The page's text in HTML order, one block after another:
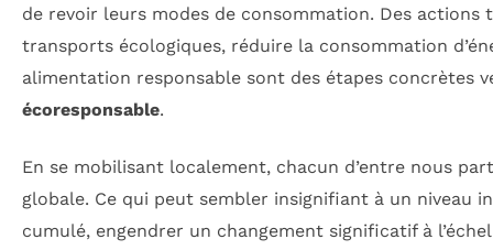
de revoir leurs modes de consommation. Des actions
transports écologiques, réduire la consommation
alimentation responsable sont des étapes concrètes
écoresponsable.
En se mobilisant localement, chacun d’entre nous
globale. Ce qui peut sembler insignifiant à un niveau
cumulé, engendrer un changement significatif à